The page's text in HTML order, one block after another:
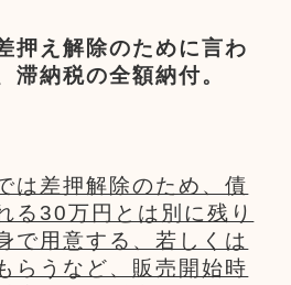
押え解除のために言わ
滞納税の全額納付。
は差押解除のため、債
る30万円とは別に残り
で用意する、若しくは
らうなど、販売開始時